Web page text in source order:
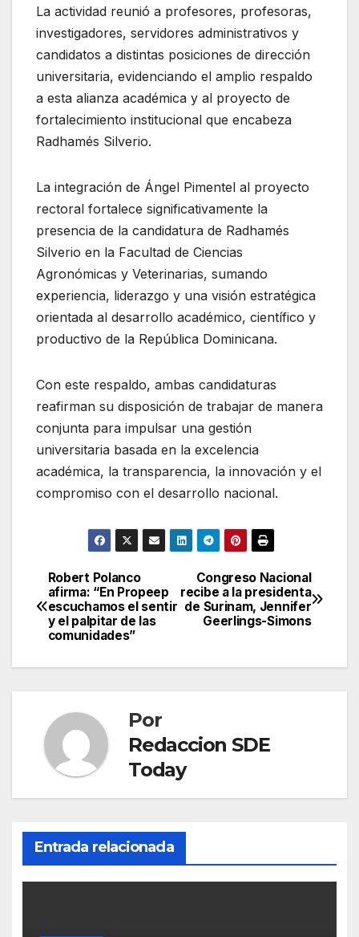
La actividad reunió a profesores, profesoras,
investigadores, servidores administrativos y
candidatos a distintas posiciones de dirección
universitaria, evidenciando el amplio respaldo
a esta alianza académica y al proyecto de
fortalecimiento institucional que encabeza
Radhamés Silverio.
La integración de Ángel Pimentel al proyecto
rectoral fortalece significativamente la
presencia de la candidatura de Radhamés
Silverio en la Facultad de Ciencias
Agronómicas y Veterinarias, sumando
experiencia, liderazgo y una visión estratégica
orientada al desarrollo académico, científico y
productivo de la República Dominicana.
Con este respaldo, ambas candidaturas
reafirman su disposición de trabajar de manera
conjunta para impulsar una gestión
universitaria basada en la excelencia
académica, la transparencia, la innovación y el
compromiso con el desarrollo nacional.
Navegación
de
Congreso Nacional
recibe a la presidenta
de Surinam, Jennifer
Geerlings-Simons
Robert Polanco
afirma: “En Propeep
escuchamos el sentir
y el palpitar de las
comunidades”
Por
Redaccion SDE
Today
Entrada relacionada